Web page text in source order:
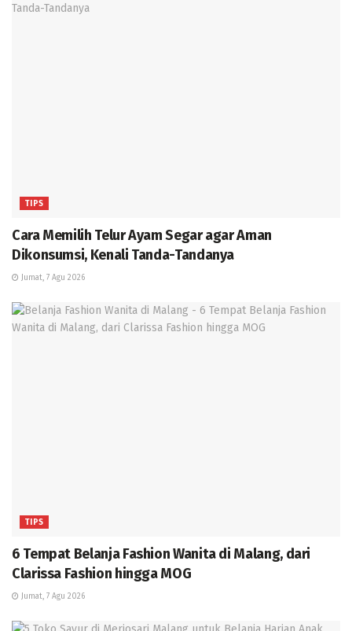
TIPS
Cara Memilih Telur Ayam Segar agar Aman
Dikonsumsi, Kenali Tanda-Tandanya
Jumat, 7 Agu 2026
TIPS
6 Tempat Belanja Fashion Wanita di Malang, dari
Clarissa Fashion hingga MOG
Jumat, 7 Agu 2026